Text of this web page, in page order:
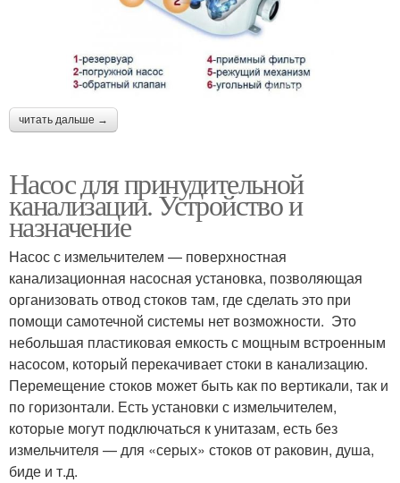
читать дальше →
Насос для принудительной
канализации. Устройство и
назначение
Насос с измельчителем — поверхностная
канализационная насосная установка, позволяющая
организовать отвод стоков там, где сделать это при
помощи самотечной системы нет возможности. Это
небольшая пластиковая емкость с мощным встроенным
насосом, который перекачивает стоки в канализацию.
Перемещение стоков может быть как по вертикали, так и
по горизонтали. Есть установки с измельчителем,
которые могут подключаться к унитазам, есть без
измельчителя — для «серых» стоков от раковин, душа,
биде и т.д.